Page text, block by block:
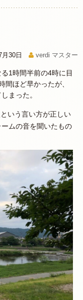
30日 verdi マスター
1時間半前の4時に目
間ほど早かったが、
まった。
という言い方が正しい
ムの音を聞いたもの